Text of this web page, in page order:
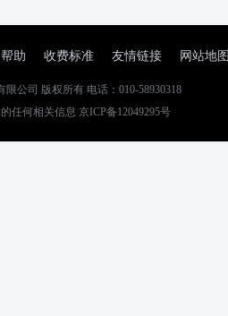
助 收费标准 友情链接 网站地图
限公司 版权所有 电话：010-58930318
任何相关信息 京ICP备12049295号